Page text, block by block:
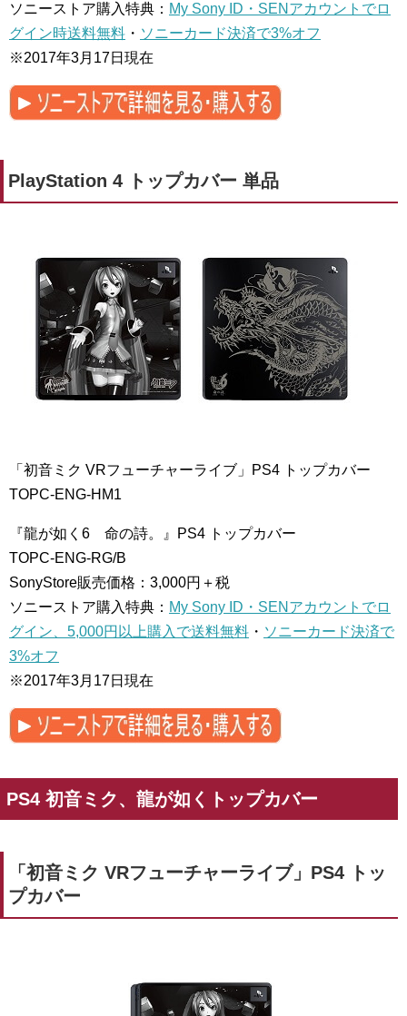
ソニーストア購入特典： My Sony ID・SENアカウントでロ
グイン時送料無料 ・ ソニーカード決済で3%オフ
※2017年3月17日現在
PlayStation 4 トップカバー 単品
「初音ミク VRフューチャーライブ」PS4 トップカバー
TOPC-ENG-HM1
『龍が如く6 命の詩。』PS4 トップカバー
TOPC-ENG-RG/B
SonyStore販売価格：3,000円＋税
ソニーストア購入特典： My Sony ID・SENアカウントでロ
グイン、5,000円以上購入で送料無料 ・ ソニーカード決済で
3%オフ
※2017年3月17日現在
PS4 初音ミク、龍が如くトップカバー
「初音ミク VRフューチャーライブ」PS4 トッ
プカバー